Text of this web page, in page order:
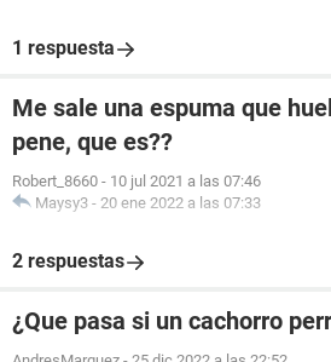
1 respuesta
Me sale una espuma que
pene, que es??
Robert_8660 - 10 jul 2021 a las 07:46
Maysy3 - 20 ene 2022 a las 07:33
2 respuestas
¿Que pasa si un cachorro